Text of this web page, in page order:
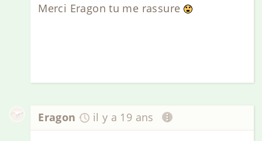
Merci Eragon tu me rassure
Eragon il y a 19 ans